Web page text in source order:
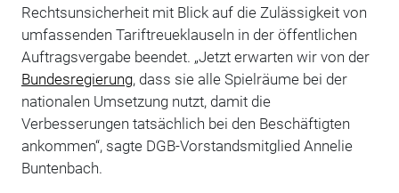
Rechtsunsicherheit mit Blick auf die Zulässigkeit von
umfassenden Tariftreueklauseln in der öffentlichen
Auftragsvergabe beendet. „Jetzt erwarten wir von der
Bundesregierung, dass sie alle Spielräume bei der
nationalen Umsetzung nutzt, damit die
Verbesserungen tatsächlich bei den Beschäftigten
ankommen“, sagte DGB-Vorstandsmitglied Annelie
Buntenbach.